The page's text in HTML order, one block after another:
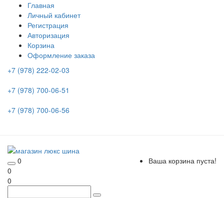
Главная
Личный кабинет
Регистрация
Авторизация
Корзина
Оформление заказа
+7 (978) 222-02-03
+7 (978) 700-06-51
+7 (978) 700-06-56
0
Ваша корзина пуста!
0
0